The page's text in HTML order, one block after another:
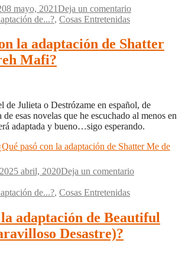
8 mayo, 2021Deja un comentario
de...?, Cosas Entretenidas
la adaptación de Shatter
Mafi?
de Julieta o Destrózame en español, de
esas novelas que he escuchado al menos en
adaptada y bueno…sigo esperando.
pasó con la adaptación de Shatter Me de
25 abril, 2020Deja un comentario
de...?, Cosas Entretenidas
adaptación de Beautiful
Desastre)?